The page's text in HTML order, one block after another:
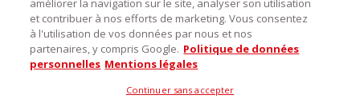
Catégories
Infos utiles
Découvrez notre magasin
améliorer la navigation sur le site, analyser son utilisation
et contribuer à nos efforts de marketing. Vous consentez
à l'utilisation de vos données par nous et nos
partenaires, y compris Google. Politique de données
personnelles Mentions légales
Continuer sans accepter